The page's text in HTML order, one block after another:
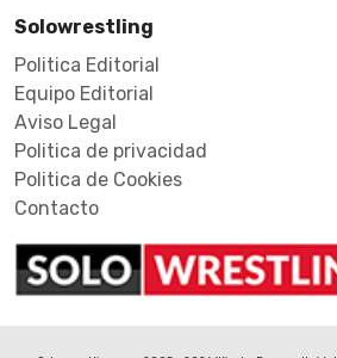
Solowrestling
Politica Editorial
Equipo Editorial
Aviso Legal
Politica de privacidad
Politica de Cookies
Contacto